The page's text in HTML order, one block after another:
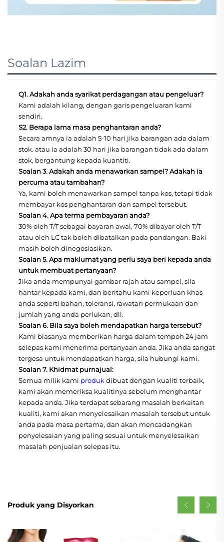
Soalan Lazim
Q1. Adakah anda syarikat perdagangan atau pengeluar?
Kami adalah kilang, dengan garis pengeluaran kami
sendiri.
S2. Berapa lama masa penghantaran anda?
Secara amnya ia adalah 5-10 hari jika barangan ada dalam
stok. atau ia adalah 30 hari jika barangan tidak ada dalam
stok, bergantung kepada kuantiti.
Soalan 3. Adakah anda menawarkan sampel? Adakah ia
percuma atau tambahan?
Ya, kami boleh menawarkan sampel tanpa kos, tetapi tidak
membayar kos penghantaran dan sampel tersebut.
Soalan 4. Apa terma pembayaran anda?
30% oleh T/T sebagai bayaran awal, 70% dibayar oleh T/T
atau oleh LC tak boleh dibatalkan pada pandangan. Baki
masih boleh dinegosiasikan.
Soalan 5. Apa maklumat yang perlu saya beri kepada anda
untuk membuat pertanyaan?
Jika anda mempunyai gambar rajah atau sampel, sila
hantar kepada kami, dan beritahu kami keperluan khas
anda seperti bahan, toleransi, rawatan permukaan dan
jumlah yang anda perlukan, dll.
Soalan 6. Bila saya boleh mendapatkan harga tersebut?
Kami biasanya memberikan harga dalam tempoh 24 jam
selepas kami menerima pertanyaan anda. Jika anda sangat
tergesa untuk mendapatkan harga, sila hubungi kami.
Soalan 7. Khidmat purnajual:
Semua milik kami produk dibuat dengan kualiti terbaik,
kami akan memeriksa kualitinya sebelum menghantar
kepada anda. Jika terdapat sebarang masalah berkaitan
kualiti, kami akan menyelesaikan masalah tersebut untuk
anda pada masa pertama, dan akan mencadangkan
penyelesaian yang paling sesuai untuk menyelesaikan
masalah penjualan selepas itu.
Produk yang Disyorkan